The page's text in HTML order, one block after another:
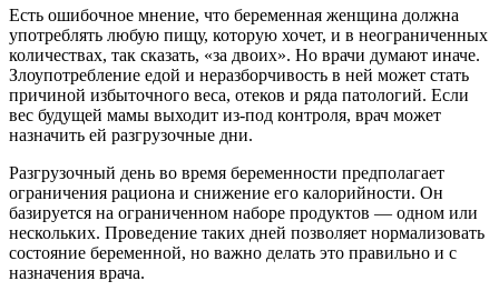
Есть ошибочное мнение, что беременная женщина должна
употреблять любую пищу, которую хочет, и в неограниченных
количествах, так сказать, «за двоих». Но врачи думают иначе.
Злоупотребление едой и неразборчивость в ней может стать
причиной избыточного веса, отеков и ряда патологий. Если
вес будущей мамы выходит из-под контроля, врач может
назначить ей разгрузочные дни.
Разгрузочный день во время беременности предполагает
ограничения рациона и снижение его калорийности. Он
базируется на ограниченном наборе продуктов — одном или
нескольких. Проведение таких дней позволяет нормализовать
состояние беременной, но важно делать это правильно и с
назначения врача.